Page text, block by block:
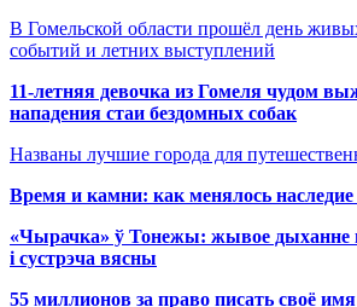
В Гомельской области прошёл день
событий и летних выступлений
11-летняя девочка из Гомеля чудом
нападения стаи бездомных собак
Названы лучшие города для
Время и камни: как менялось
«Чырачка» ў Тонежы: жывое дыханне
і сустрэча вясны
55 миллионов за право писать своё